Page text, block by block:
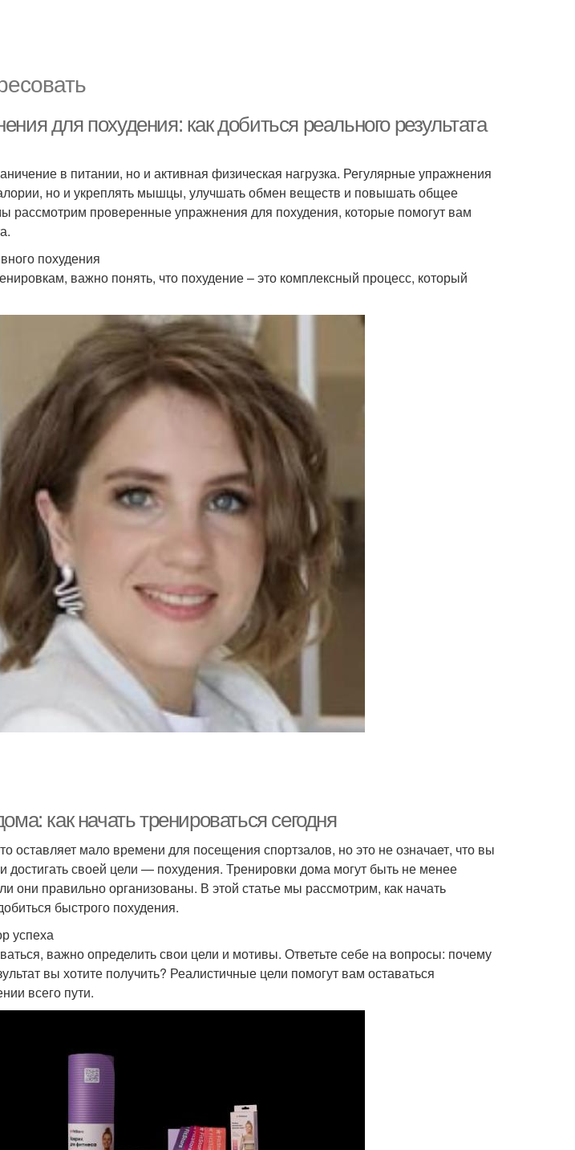
для похудения: как добиться реального результата
в питании, но и активная физическая нагрузка. Регулярные упражнения
но и укреплять мышцы, улучшать обмен веществ и повышать общее
рассмотрим проверенные упражнения для похудения, которые помогут вам
похудения
важно понять, что похудение – это комплексный процесс, который
как начать тренироваться сегодня
оставляет мало времени для посещения спортзалов, но это не означает, что вы
достигать своей цели — похудения. Тренировки дома могут быть не менее
они правильно организованы. В этой статье мы рассмотрим, как начать
быстрого похудения.
успеха
важно определить свои цели и мотивы. Ответьте себе на вопросы: почему
вы хотите получить? Реалистичные цели помогут вам оставаться
всего пути.